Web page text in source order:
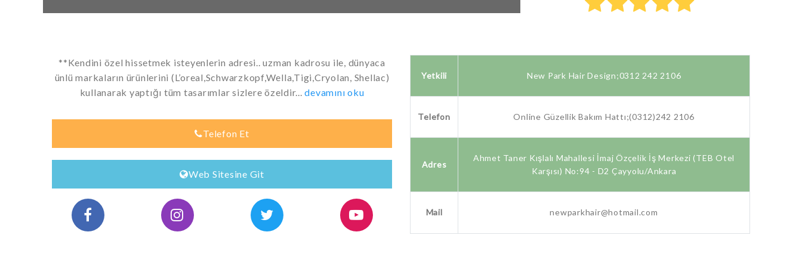
**Kendini özel hissetmek isteyenlerin adresi.. uzman kadrosu ile, dünyaca
ünlü markaların ürünlerini (L’oreal,Schwarzkopf,Wella,Tigi,Cryolan, Shellac)
kullanarak yaptığı tüm tasarımlar sizlere özeldir...devamını oku
Telefon Et
Web Sitesine Git
Yetkili New Park Hair Design;0312 242 2106
Telefon Online Güzellik Bakım Hattı;(0312)242 2106
Adres
Ahmet Taner Kışlalı Mahallesi İmaj Özçelik İş Merkezi (TEB Otel
Karşısı) No:94 - D2 Çayyolu/Ankara
Mail newparkhair@hotmail.com